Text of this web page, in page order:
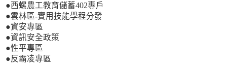
●西螺農工教育儲蓄402專戶
●雲林區-實用技能學程分發
●資安專區
●資訊安全政策
●性平專區
●反霸凌專區